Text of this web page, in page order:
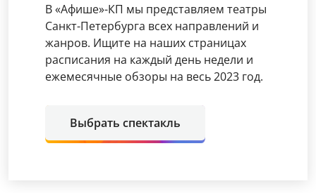
В «Афише»-КП мы представляем театры
Санкт-Петербурга всех направлений и
жанров. Ищите на наших страницах
расписания на каждый день недели и
ежемесячные обзоры на весь 2023 год.
Выбрать спектакль